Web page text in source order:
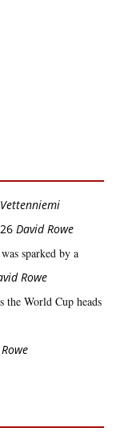
David Rowe
sparked by a
Rowe
the World Cup heads